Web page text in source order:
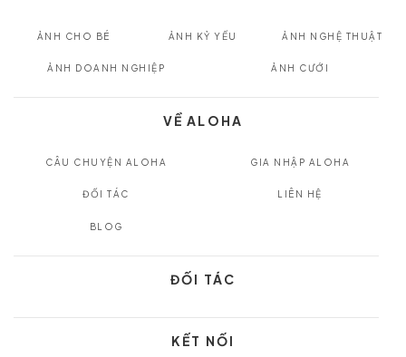
ẢNH CHO BÉ ẢNH KỶ YẾU ẢNH NGHỆ THUẬT
ẢNH DOANH NGHIỆP ẢNH CƯỚI
VỀ ALOHA
CÂU CHUYỆN ALOHA GIA NHẬP ALOHA
ĐỐI TÁC LIÊN HỆ
BLOG
ĐỐI TÁC
KẾT NỐI